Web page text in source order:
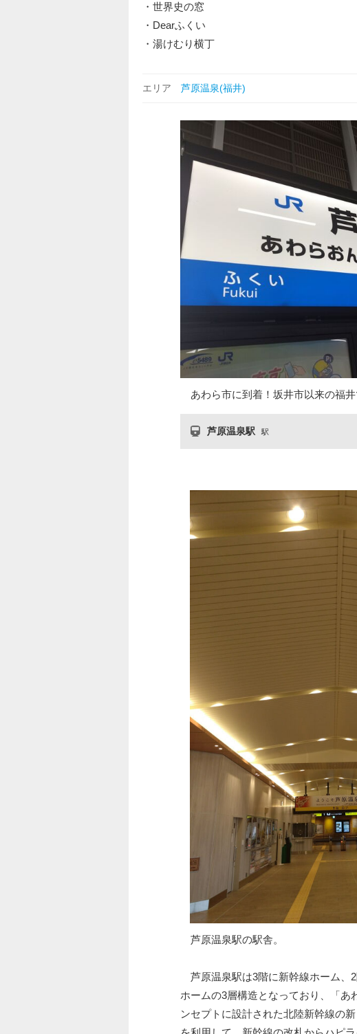
・世界史の窓
・Dearふくい
・湯けむり横丁
エリア 芦原温泉(福井)
あわら市に到着！坂井市以来の福井
芦原温泉駅 駅
芦原温泉駅の駅舎。
芦原温泉駅は3階に新幹線ホーム、
ホームの3層構造となっており、「あ
ンセプトに設計された北陸新幹線の